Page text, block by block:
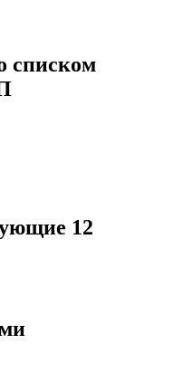
списком
12